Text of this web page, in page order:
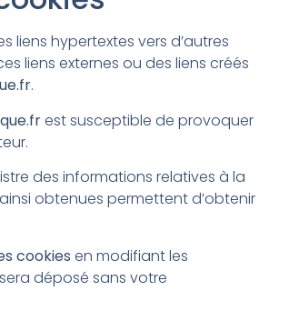
liens hypertextes vers d’autres
liens externes ou des liens créés
.
est susceptible de provoquer
des informations relatives à la
obtenues permettent d’obtenir
cookies en modifiant les
déposé sans votre